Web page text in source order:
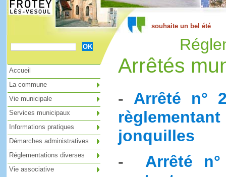
Arrêtés
- Arrêté n°
jonquilles
- Arrêté
Accueil
La commune
Vie municipale
Services municipaux
Informations pratiques
Démarches administratives
Réglementations diverses
Vie associative